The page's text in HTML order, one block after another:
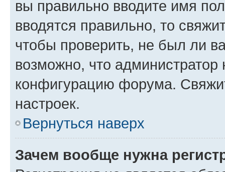
вы правильно вводите имя
вводятся правильно, то
чтобы проверить, не был ли
возможно, что администратор
конфигурацию форума.
настроек.
Вернуться наверх
Зачем вообще нужна